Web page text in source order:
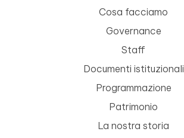
Cosa facciamo
Governance
Staff
Documenti istituzionali
Programmazione
Patrimonio
La nostra storia